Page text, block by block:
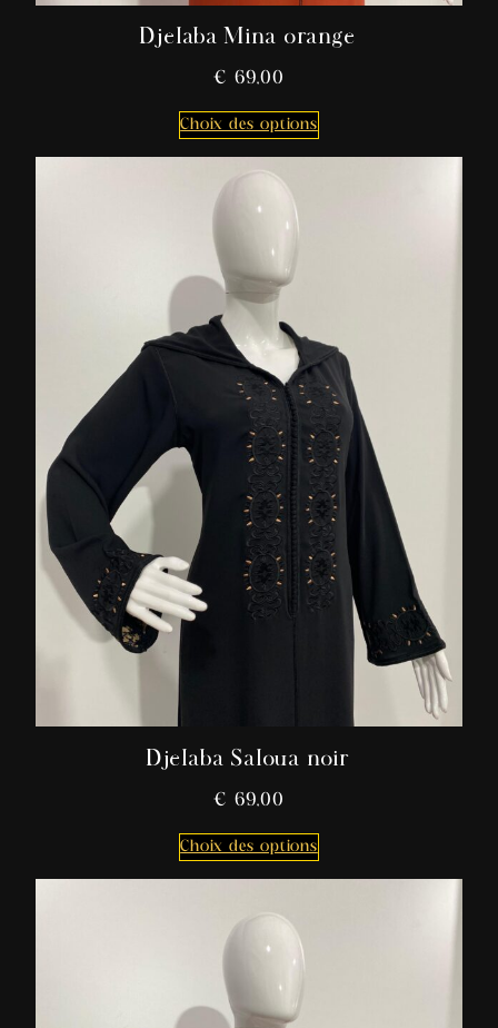
Djelaba Mina orange
€ 69,00
Choix des options
Djelaba Saloua noir
€ 69,00
Choix des options